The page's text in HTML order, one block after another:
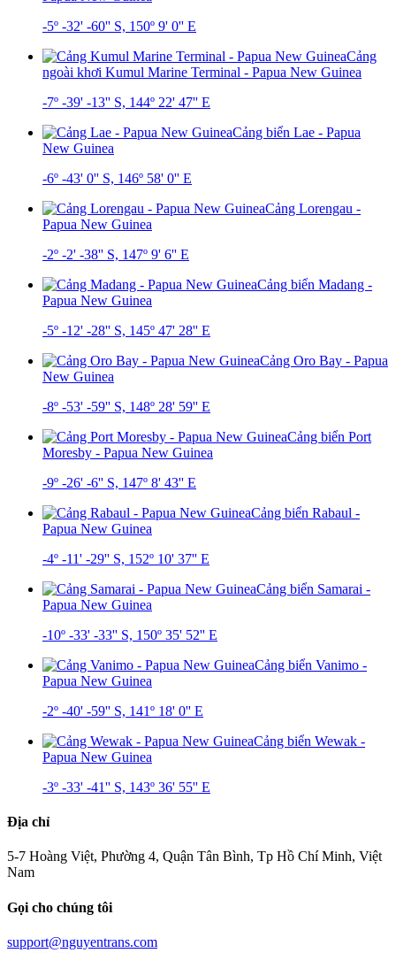
-5º -32' -60'' S, 150º 9' 0'' E
Cảng
ngoài khơi Kumul Marine Terminal - Papua New Guinea
-7º -39' -13'' S, 144º 22' 47'' E
Cảng biển Lae - Papua
New Guinea
-6º -43' 0'' S, 146º 58' 0'' E
Cảng Lorengau -
Papua New Guinea
-2º -2' -38'' S, 147º 9' 6'' E
Cảng biển Madang -
Papua New Guinea
-5º -12' -28'' S, 145º 47' 28'' E
Cảng Oro Bay - Papua
New Guinea
-8º -53' -59'' S, 148º 28' 59'' E
Cảng biển Port
Moresby - Papua New Guinea
-9º -26' -6'' S, 147º 8' 43'' E
Cảng biển Rabaul -
Papua New Guinea
-4º -11' -29'' S, 152º 10' 37'' E
Cảng biển Samarai -
Papua New Guinea
-10º -33' -33'' S, 150º 35' 52'' E
Cảng biển Vanimo -
Papua New Guinea
-2º -40' -59'' S, 141º 18' 0'' E
Cảng biển Wewak -
Papua New Guinea
-3º -33' -41'' S, 143º 36' 55'' E
Địa chỉ
5-7 Hoàng Việt, Phường 4, Quận Tân Bình, Tp Hồ Chí Minh, Việt
Nam
Gọi cho chúng tôi
support@nguyentrans.com